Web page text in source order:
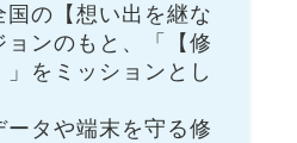
の【想い出を継な
ョンのもと、「【修
をミッションとし
タや端末を守る修